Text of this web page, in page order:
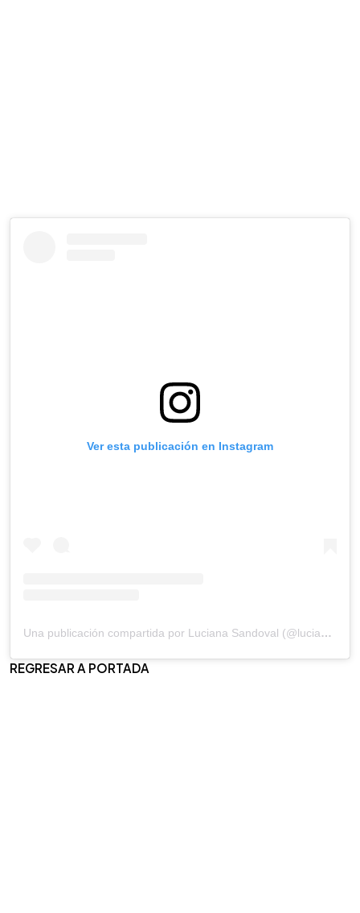
Ver esta publicación en Instagram
Una publicación compartida por Luciana Sandoval (@lucianasandovalsv)
REGRESAR A PORTADA